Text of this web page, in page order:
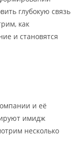
глубокую связь
как
и становятся
и её
имидж
несколько